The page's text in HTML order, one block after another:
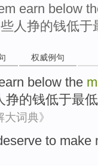
earn below
人挣的钱低于
权威例句
below the
挣的钱低于最低
词典》
to make